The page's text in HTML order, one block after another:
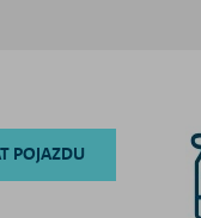
POJAZDU